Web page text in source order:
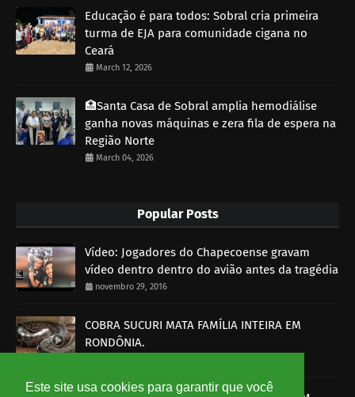
Este site usa cookies para garantir que você
Educação é para todos: Sobral cria primeira
turma de EJA para comunidade cigana no
Ceará
March 12, 2026
🏥Santa Casa de Sobral amplia hemodiálise
ganha novas máquinas e zera fila de espera na
Região Norte
March 04, 2026
Popular Posts
Vídeo: Jogadores do Chapecoense gravam
vídeo dentro dentro do avião antes da tragédia
novembro 29, 2016
COBRA SUCURI MATA FAMÍLIA INTEIRA EM
RONDÔNIA.